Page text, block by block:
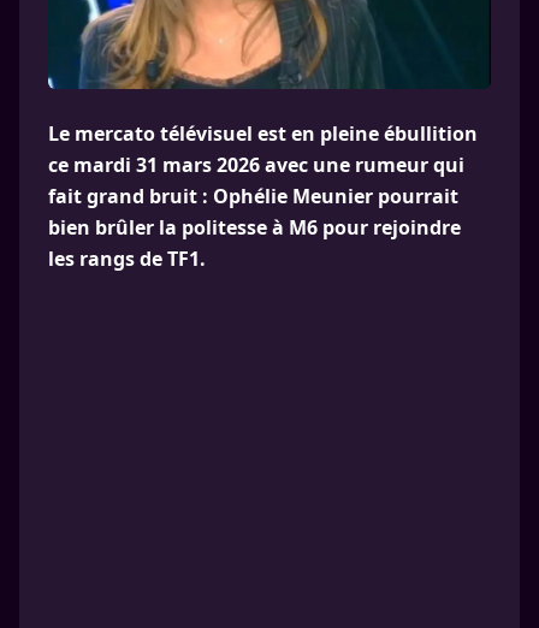
Le mercato télévisuel est en pleine ébullition
ce mardi 31 mars 2026 avec une rumeur qui
fait grand bruit : Ophélie Meunier pourrait
bien brûler la politesse à M6 pour rejoindre
les rangs de TF1.